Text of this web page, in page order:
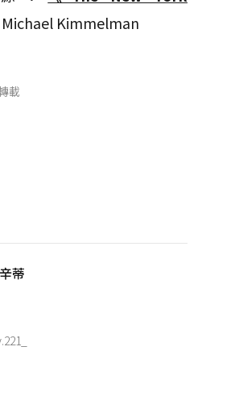
Michael Kimmelman
載
辛蒂